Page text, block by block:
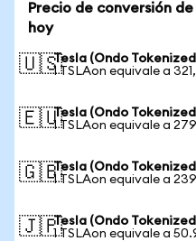
Precio de conversión
hoy
🇺🇸Tesla (Ondo
1 TSLAon equivale a
🇪🇺Tesla (Ondo
1 TSLAon equivale a
🇬🇧Tesla (Ondo
1 TSLAon equivale a
🇯🇵Tesla (Ondo
1 TSLAon equivale a